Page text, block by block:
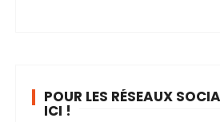
POUR LES RÉSEAUX
ICI !